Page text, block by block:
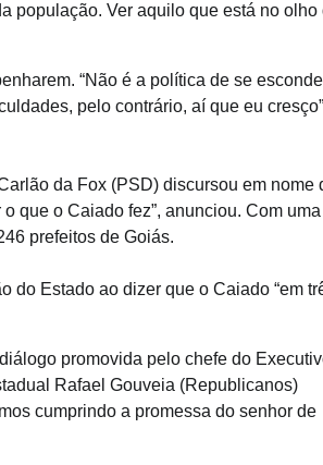
população. Ver aquilo que está no olho
“Não é a política de se
pelo contrário, aí que eu
da Fox (PSD) discursou em nome
que o Caiado fez”, anunciou. Com uma
prefeitos de Goiás.
do Estado ao dizer que o Caiado “em
promovida pelo chefe do
Rafael Gouveia (Republicanos)
cumprindo a promessa do senhor de